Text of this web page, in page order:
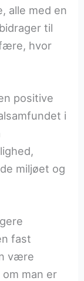
alle med en
til
hvor
positive
i
miljøet og
fast
være
man er